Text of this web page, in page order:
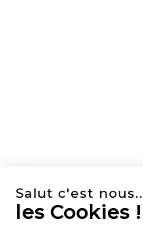
Salut c'est
les Cookies !